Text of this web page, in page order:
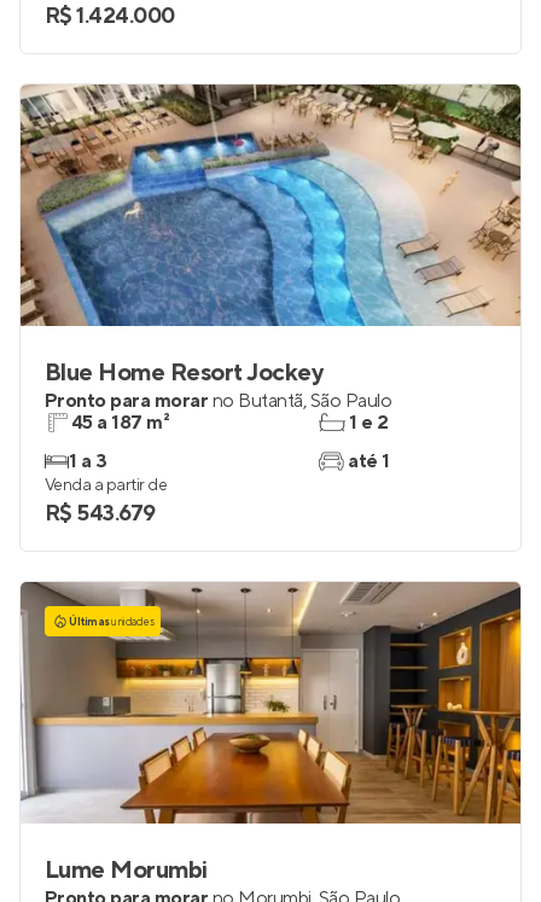
R$ 1.424.000
Blue Home Resort Jockey
Pronto para morar no Butantã,São Paulo
45 a 187 m²
1 a 3
1 e 2
até 1
Venda a partir de
R$ 543.679
Últimasunidades
Lume Morumbi